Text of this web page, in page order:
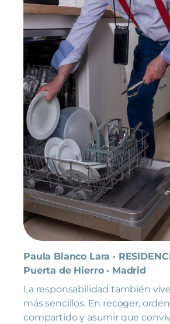
Paula Blanco Lara ·
Puerta de Hierro · Madrid
La responsabilidad también
más sencillos. En recoger,
compartido y asumir que